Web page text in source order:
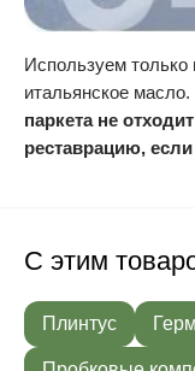
Используем только
итальянское масло.
паркета не
реставрацию,
С этим
Плинтус